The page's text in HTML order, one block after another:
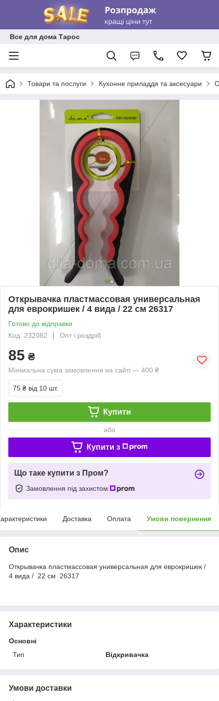
Все для дома Тарос
Товари та послуги Кухонне приладдя та аксесуари
Открывачка пластмассовая универсальная
для еврокришек / 4 вида / 22 см 26317
Готово до відправки
Код: 232082
Опт і роздріб
85 ₴
Мінімальна сума замовлення на сайті — 400 ₴
75 ₴ від 10 шт.
Купити
або
Купити з
Що таке купити з Пром?
Замовлення під захистом
Доставка Оплата Умови повернення
Опис
Открывачка пластмассовая универсальная для еврокришек /
4 вида / 22 см 26317
Характеристики
Основні
Тип
Відкривачка
Умови доставки